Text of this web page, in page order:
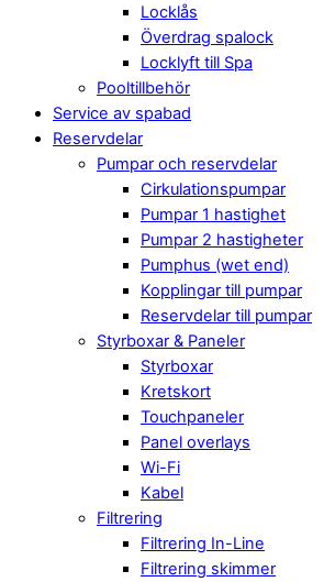
Locklås
Överdrag spalock
Locklyft till Spa
Pooltillbehör
Service av spabad
Reservdelar
Pumpar och reservdelar
Cirkulationspumpar
Pumpar 1 hastighet
Pumpar 2 hastigheter
Pumphus (wet end)
Kopplingar till pumpar
Reservdelar till pumpar
Styrboxar & Paneler
Styrboxar
Kretskort
Touchpaneler
Panel overlays
Wi-Fi
Kabel
Filtrering
Filtrering In-Line
Filtrering skimmer